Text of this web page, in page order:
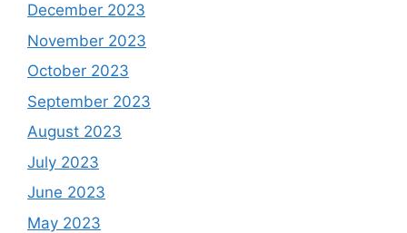
December 2023
November 2023
October 2023
September 2023
August 2023
July 2023
June 2023
May 2023